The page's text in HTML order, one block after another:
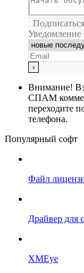
Подписаться
Уведомление
Внимание!
СПАМ
переходите
телефона.
Популярный софт
Файл
Драйвер для
XMEye